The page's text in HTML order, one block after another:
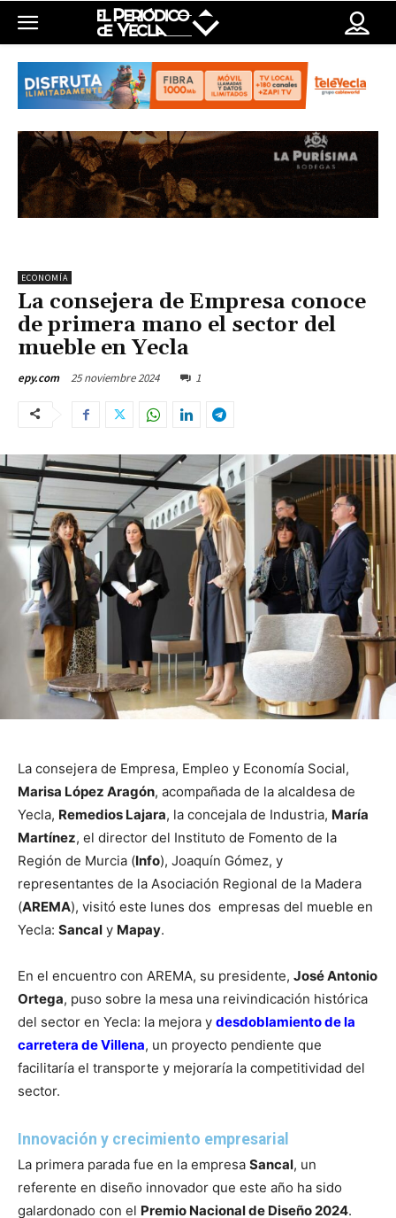
ECONOMÍA
La consejera de Empresa conoce
de primera mano el sector del
mueble en Yecla
epy.com 25 noviembre 2024 1
La consejera de Empresa, Empleo y Economía Social,
Marisa López Aragón, acompañada de la alcaldesa de
Yecla, Remedios Lajara, la concejala de Industria, María
Martínez, el director del Instituto de Fomento de la
Región de Murcia (Info), Joaquín Gómez, y
representantes de la Asociación Regional de la Madera
(AREMA), visitó este lunes dos empresas del mueble en
Yecla: Sancal y Mapay.
En el encuentro con AREMA, su presidente, José Antonio
Ortega, puso sobre la mesa una reivindicación histórica
del sector en Yecla: la mejora y desdoblamiento de la
carretera de Villena, un proyecto pendiente que
facilitaría el transporte y mejoraría la competitividad del
sector.
Innovación y crecimiento empresarial
La primera parada fue en la empresa Sancal, un
referente en diseño innovador que este año ha sido
galardonado con el Premio Nacional de Diseño 2024.